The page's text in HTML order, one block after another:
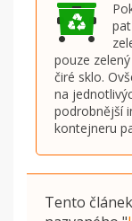
pouze
čiré sklo.
na
podrobnější
kontejneru
Tento